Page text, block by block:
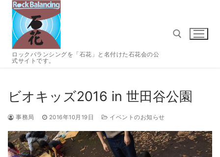
ロックバランシングを「石花」と名付けた石花会の公
式サイトです。
ビオキッズ2016 in 世田谷公園
事務局 2016年10月19日 イベントのお知らせ